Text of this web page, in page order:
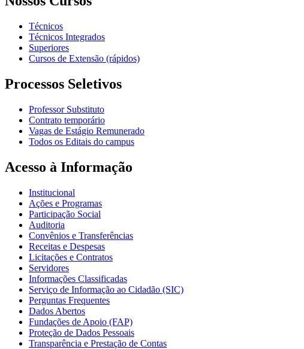
Técnicos
Técnicos Integrados
Superiores
Cursos de Extensão (rápidos)
Processos Seletivos
Professor Substituto
Contrato temporário
Vagas de Estágio Remunerado
Todos os Editais do campus
Acesso à Informação
Institucional
Ações e Programas
Participação Social
Auditoria
Convênios e Transferências
Receitas e Despesas
Licitações e Contratos
Servidores
Informações Classificadas
Serviço de Informação ao Cidadão (SIC)
Perguntas Frequentes
Dados Abertos
Fundações de Apoio (FAP)
Proteção de Dados Pessoais
Transparência e Prestação de Contas